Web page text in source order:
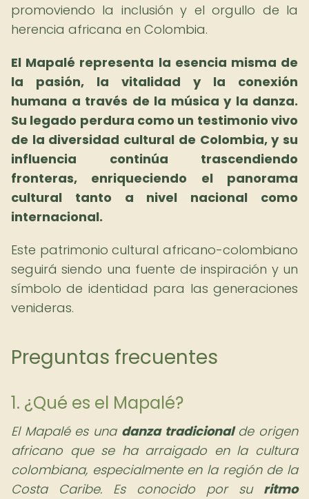
promoviendo la inclusión y el orgullo de la
herencia africana en Colombia.
El Mapalé representa la esencia misma de
la pasión, la vitalidad y la conexión
humana a través de la música y la danza.
Su legado perdura como un testimonio vivo
de la diversidad cultural de Colombia, y su
influencia continúa trascendiendo
fronteras, enriqueciendo el panorama
cultural tanto a nivel nacional como
internacional.
Este patrimonio cultural africano-colombiano
seguirá siendo una fuente de inspiración y un
símbolo de identidad para las generaciones
venideras.
Preguntas frecuentes
1. ¿Qué es el Mapalé?
El Mapalé es una danza tradicionalde origen
africano que se ha arraigado en la cultura
colombiana, especialmente en la región de la
Costa Caribe. Es conocido por su ritmo